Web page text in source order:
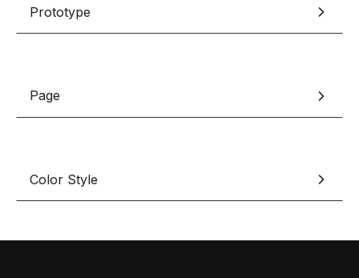
Les métiers du
Rejoins nous sur
Prototype
Page
Color Style